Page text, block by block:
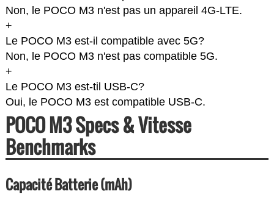
Non, le POCO M3 n'est pas un appareil 4G-LTE.
+
Le POCO M3 est-il compatible avec 5G?
Non, le POCO M3 n'est pas compatible 5G.
+
Le POCO M3 est-til USB-C?
Oui, le POCO M3 est compatible USB-C.
POCO M3 Specs & Vitesse
Benchmarks
Capacité Batterie (mAh)